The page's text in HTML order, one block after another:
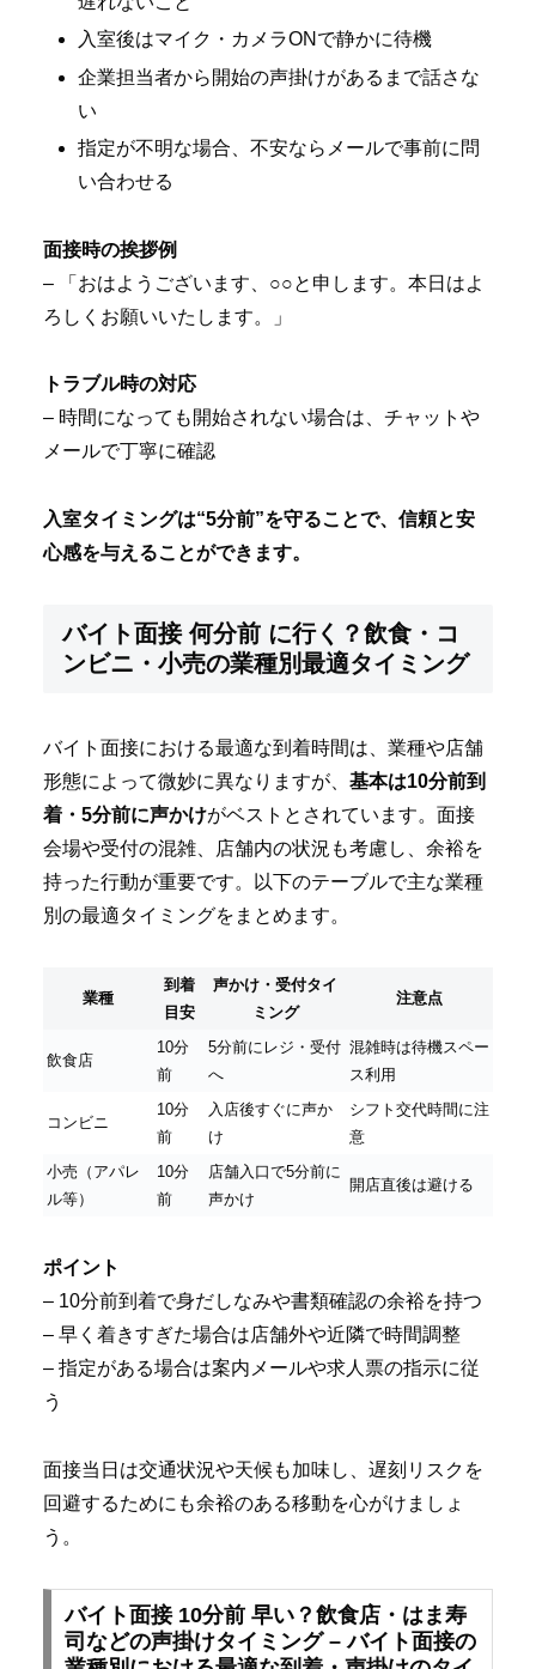
入室後はマイク・カメラONで静かに待機
企業担当者から開始の声掛けがあるまで話さな
い
指定が不明な場合、不安ならメールで事前に問
い合わせる
面接時の挨拶例
– 「おはようございます、○○と申します。本日はよ
ろしくお願いいたします。」
トラブル時の対応
– 時間になっても開始されない場合は、チャットや
メールで丁寧に確認
入室タイミングは“5分前”を守ることで、信頼と安
心感を与えることができます。
バイト面接 何分前 に行く？飲食・コ
ンビニ・小売の業種別最適タイミング
バイト面接における最適な到着時間は、業種や店舗
形態によって微妙に異なりますが、 基本は10分前到
着・5分前に声かけがベストとされています。面接
会場や受付の混雑、店舗内の状況も考慮し、余裕を
持った行動が重要です。以下のテーブルで主な業種
別の最適タイミングをまとめます。
業種
到着
目安
声かけ・受付タイ
ミング
注意点
飲食店
10分
前
5分前にレジ・受付
へ
混雑時は待機スペー
ス利用
コンビニ
10分
前
入店後すぐに声か
け
シフト交代時間に注
意
小売（アパレ
ル等）
10分
前
店舗入口で5分前に
声かけ
開店直後は避ける
ポイント
– 10分前到着で身だしなみや書類確認の余裕を持つ
– 早く着きすぎた場合は店舗外や近隣で時間調整
– 指定がある場合は案内メールや求人票の指示に従
う
面接当日は交通状況や天候も加味し、遅刻リスクを
回避するためにも余裕のある移動を心がけましょ
う。
バイト面接 10分前 早い？飲食店・はま寿
司などの声掛けタイミング – バイト面接の